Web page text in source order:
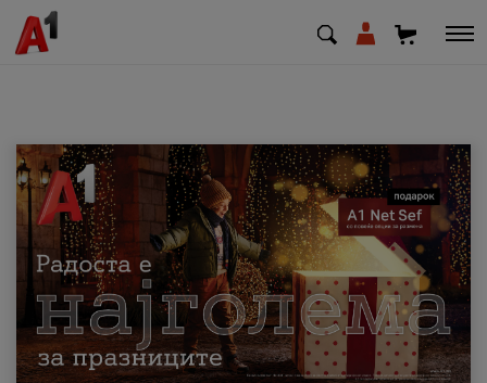
МК EN SQ
Приватни Деловни